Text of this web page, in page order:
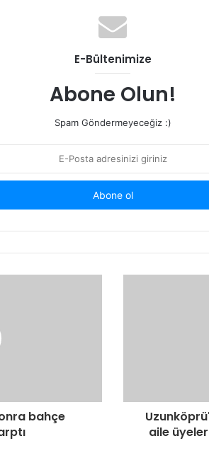
E-Bültenimize
Abone Olun!
Spam Göndermeyeceğiz :)
bahçe
aile